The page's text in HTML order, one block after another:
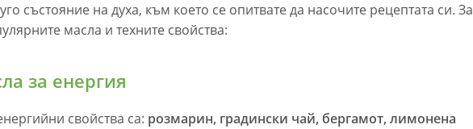
състояние на духа, към което се опитвате да насочите рецептата си. За
масла и техните свойства:
за енергия
свойства са: розмарин, градински чай, бергамот, лимонена